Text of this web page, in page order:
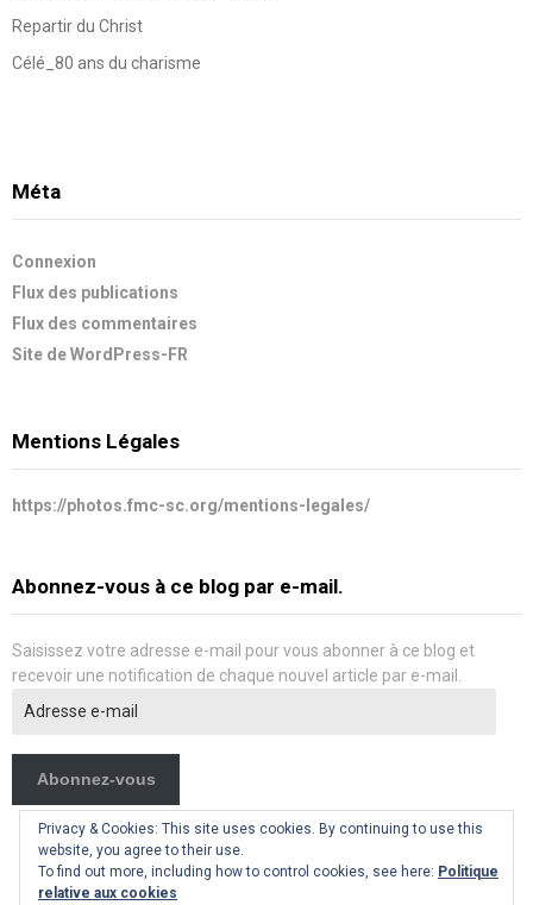
Repartir du Christ
Célé_80 ans du charisme
Méta
Connexion
Flux des publications
Flux des commentaires
Site de WordPress-FR
Mentions Légales
https://photos.fmc-sc.org/mentions-legales/
Abonnez-vous à ce blog par e-mail.
Saisissez votre adresse e-mail pour vous abonner à ce blog et
recevoir une notification de chaque nouvel article par e-mail.
e-
Abonnez-vous
Privacy & Cookies: This site uses cookies. By continuing to use this
website, you agree to their use.
To find out more, including how to control cookies, see here: Politique
relative aux cookies